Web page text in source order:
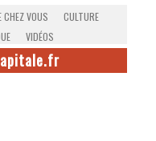
CHEZ VOUS
CULTURE
VIDÉOS